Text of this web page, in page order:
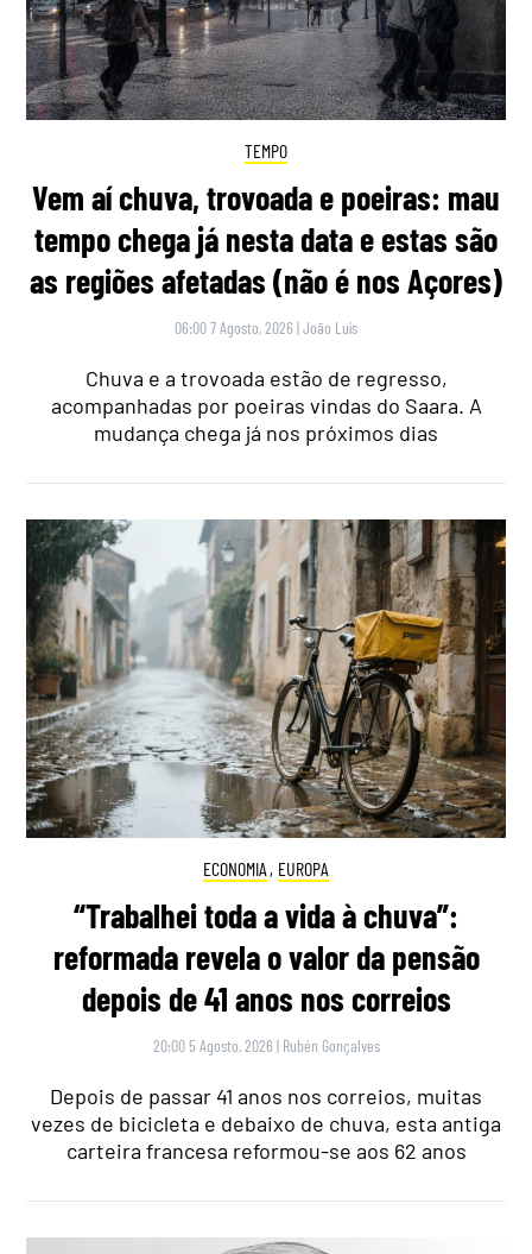
TEMPO
Vem aí chuva, trovoada e poeiras: mau
tempo chega já nesta data e estas são
as regiões afetadas (não é nos Açores)
06:00 7 Agosto, 2026 |João Luís
Chuva e a trovoada estão de regresso,
acompanhadas por poeiras vindas do Saara. A
mudança chega já nos próximos dias
ECONOMIA , EUROPA
“Trabalhei toda a vida à chuva”:
reformada revela o valor da pensão
depois de 41 anos nos correios
20:00 5 Agosto, 2026 | Rubén Gonçalves
Depois de passar 41 anos nos correios, muitas
vezes de bicicleta e debaixo de chuva, esta antiga
carteira francesa reformou-se aos 62 anos